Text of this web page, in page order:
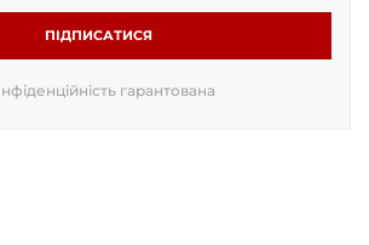
ПІДПИСАТИСЯ
гарантована